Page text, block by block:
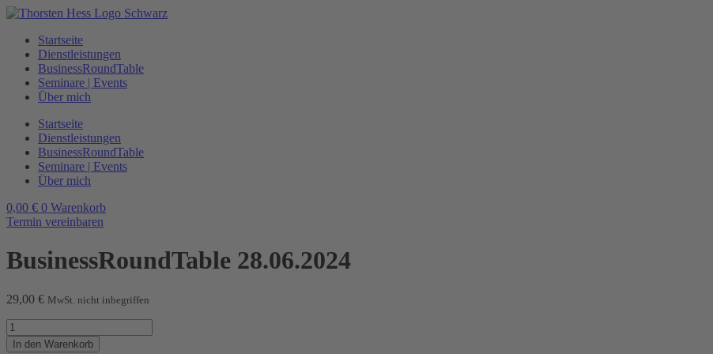
Zum
wechselnStartseite
Dienstleistungen
BusinessRoundTable
Seminare | Events
Über mich
Startseite
Dienstleistungen
BusinessRoundTable
Seminare | Events
Über mich
0,00 € 0 Warenkorb
Termin vereinbaren
BusinessRoundTable 28.06.2024
29,00 € MwSt. nicht inbegriffen
BusinessRoundTable
28.06.2024
In den Warenkorb